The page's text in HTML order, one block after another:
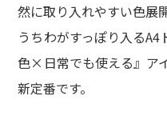
然に取り入れやすい色展
うちわがすっぽり入る
色×日常でも使える』ア
新定番です。